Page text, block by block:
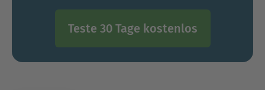
Teste 30 Tage kostenlos